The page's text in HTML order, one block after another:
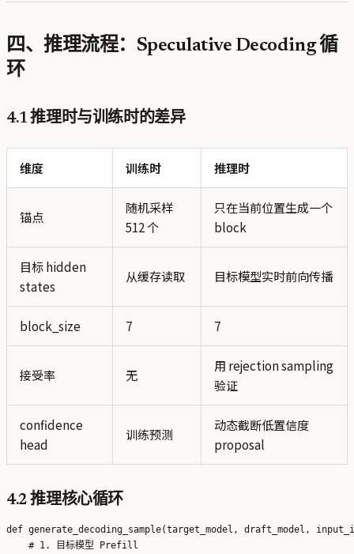
四、推理流程：Speculative Decoding 循
环
4.1 推理时与训练时的差异
维度 训练时 推理时
锚点
随机采样
512 个
只在当前位置生成一个
block
目标 hidden
states
从缓存读取 目标模型实时前向传播
block_size 7 7
接受率 无
用 rejection sampling
验证
confidence
head
训练预测
动态截断低置信度
proposal
4.2 推理核心循环
def generate_decoding_sample(target_model, draft_model,
    # 1. 目标模型 Prefill